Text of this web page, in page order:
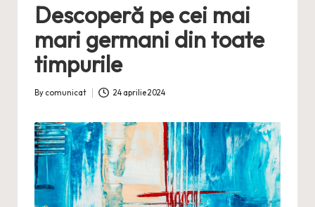
Descoperă pe cei mai
mari germani din toate
timpurile
Posted
By comunicat 24 aprilie 2024